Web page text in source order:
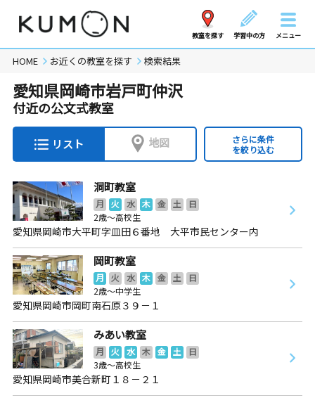
教室を探す 学習中の方 メニュー
HOME お近くの教室を探す 検索結果
愛知県岡崎市岩戸町仲沢
付近の公文式教室
リスト 地図
さらに条件
を絞り込む
洞町教室
月 火 水 木 金 土
日
2歳～高校生
愛知県岡崎市大平町字皿田６番地 大平市民センター内
岡町教室
月 火 水 木 金 土
日
2歳～中学生
愛知県岡崎市岡町南石原３９－１
みあい教室
月 火 水 木 金 土
日
3歳～高校生
愛知県岡崎市美合新町１８－２１